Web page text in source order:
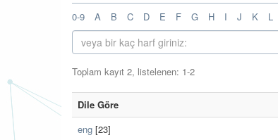
0-9 A B C D E F G H I J K L
Toplam kayıt 2, listelenen: 1-2
Dile Göre
eng [23]